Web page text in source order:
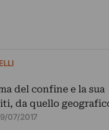
del confine e la sua
da quello
07/2017